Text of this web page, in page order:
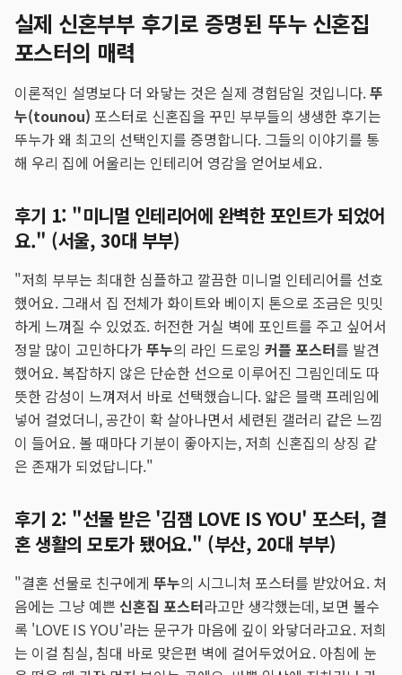
실제 신혼부부 후기로 증명된 뚜누 신혼집
포스터의 매력
이론적인 설명보다 더 와닿는 것은 실제 경험담일 것입니다.뚜
누(tounou) 포스터로 신혼집을 꾸민 부부들의 생생한 후기는
뚜누가 왜 최고의 선택인지를 증명합니다. 그들의 이야기를 통
해 우리 집에 어울리는 인테리어 영감을 얻어보세요.
후기 1: "미니멀 인테리어에 완벽한 포인트가 되었어
요." (서울, 30대 부부)
"저희 부부는 최대한 심플하고 깔끔한 미니멀 인테리어를 선호
했어요. 그래서 집 전체가 화이트와 베이지 톤으로 조금은 밋밋
하게 느껴질 수 있었죠. 허전한 거실 벽에 포인트를 주고 싶어서
정말 많이 고민하다가뚜누의 라인 드로잉 커플 포스터를 발견
했어요. 복잡하지 않은 단순한 선으로 이루어진 그림인데도 따
뜻한 감성이 느껴져서 바로 선택했습니다. 얇은 블랙 프레임에
넣어 걸었더니, 공간이 확 살아나면서 세련된 갤러리 같은 느낌
이 들어요. 볼 때마다 기분이 좋아지는, 저희 신혼집의 상징 같
은 존재가 되었답니다."
후기 2: "선물 받은 '김잼 LOVE IS YOU' 포스터, 결
혼 생활의 모토가 됐어요." (부산, 20대 부부)
"결혼 선물로 친구에게 뚜누의 시그니처 포스터를 받았어요. 처
음에는 그냥 예쁜 신혼집 포스터라고만 생각했는데, 보면 볼수
록 'LOVE IS YOU'라는 문구가 마음에 깊이 와닿더라고요. 저희
는 이걸 침실, 침대 바로 맞은편 벽에 걸어두었어요. 아침에 눈